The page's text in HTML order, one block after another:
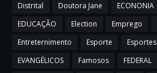
Distrital
Doutora Jane ECONONIA
EDUCAÇÃO
Election Emprego
Entreternimento
Esporte Esportes
EVANGÉLICOS
Famosos FEDERAL